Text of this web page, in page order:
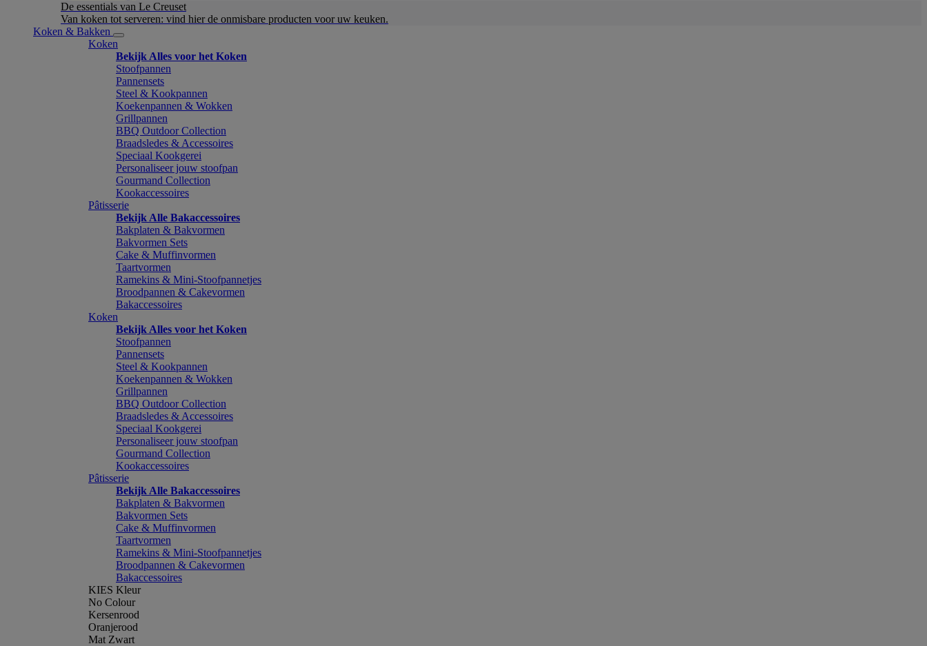
De essentials van Le Creuset
Van koken tot serveren: vind hier de onmisbare producten voor uw keuken.
Koken & Bakken
Koken
Bekijk Alles voor het Koken
Stoofpannen
Pannensets
Steel & Kookpannen
Koekenpannen & Wokken
Grillpannen
BBQ Outdoor Collection
Braadsledes & Accessoires
Speciaal Kookgerei
Personaliseer jouw stoofpan
Gourmand Collection
Kookaccessoires
Pâtisserie
Bekijk Alle Bakaccessoires
Bakplaten & Bakvormen
Bakvormen Sets
Cake & Muffinvormen
Taartvormen
Ramekins & Mini-Stoofpannetjes
Broodpannen & Cakevormen
Bakaccessoires
Koken
Bekijk Alles voor het Koken
Stoofpannen
Pannensets
Steel & Kookpannen
Koekenpannen & Wokken
Grillpannen
BBQ Outdoor Collection
Braadsledes & Accessoires
Speciaal Kookgerei
Personaliseer jouw stoofpan
Gourmand Collection
Kookaccessoires
Pâtisserie
Bekijk Alle Bakaccessoires
Bakplaten & Bakvormen
Bakvormen Sets
Cake & Muffinvormen
Taartvormen
Ramekins & Mini-Stoofpannetjes
Broodpannen & Cakevormen
Bakaccessoires
KIES Kleur
No Colour
Kersenrood
Oranjerood
Mat Zwart